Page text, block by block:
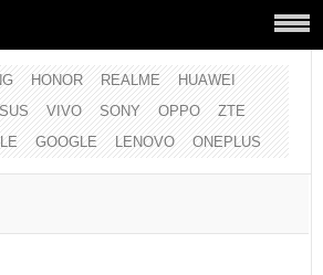
HONOR REALME
HUAWEI
VIVO SONY OPPO
ZTE
GOOGLE LENOVO ONEPLUS